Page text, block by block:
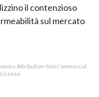
il contenzioso
sul mercato
Attribution-NonCommercial